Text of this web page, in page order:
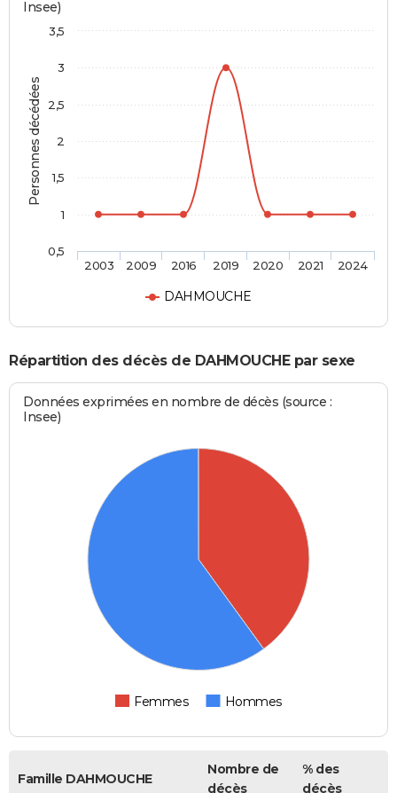
Personnes décédées
Insee)
DAHMOUCHE
2003 2009 2016 2019 2020 2021 2024
0,5
1
1,5
2
2,5
3
3,5
Répartition des décès de DAHMOUCHE par sexe
Données exprimées en nombre de décès (source :
Insee)
Femmes Hommes
Famille DAHMOUCHE
Nombre de
décès
% des
décès